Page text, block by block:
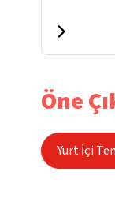
Öne
Yurt İçi